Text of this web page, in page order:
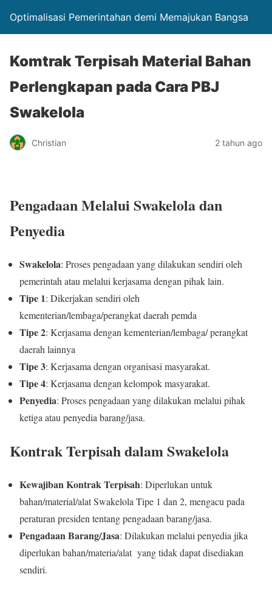
Optimalisasi Pemerintahan demi Memajukan Bangsa
Komtrak Terpisah Material Bahan
Perlengkapan pada Cara PBJ
Swakelola
Christian 2 tahun ago
Pengadaan Melalui Swakelola dan
Penyedia
Swakelola: Proses pengadaan yang dilakukan sendiri oleh
pemerintah atau melalui kerjasama dengan pihak lain.
Tipe 1: Dikerjakan sendiri oleh
kementerian/lembaga/perangkat daerah pemda
Tipe 2: Kerjasama dengan kementerian/lembaga/ perangkat
daerah lainnya
Tipe 3: Kerjasama dengan organisasi masyarakat.
Tipe 4: Kerjasama dengan kelompok masyarakat.
Penyedia: Proses pengadaan yang dilakukan melalui pihak
ketiga atau penyedia barang/jasa.
Kontrak Terpisah dalam Swakelola
Kewajiban Kontrak Terpisah: Diperlukan untuk
bahan/material/alat Swakelola Tipe 1 dan 2, mengacu pada
peraturan presiden tentang pengadaan barang/jasa.
Pengadaan Barang/Jasa: Dilakukan melalui penyedia jika
diperlukan bahan/materia/alat yang tidak dapat disediakan
sendiri.